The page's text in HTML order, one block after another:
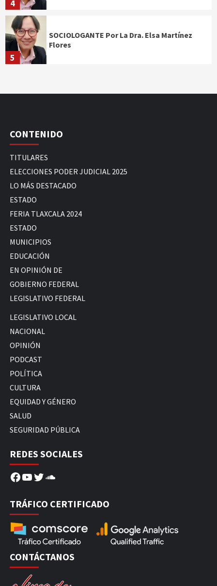
4
5
SOCIOLOGANTE Por La Dra. Elsa Martínez
Flores
CONTENIDO
TITULARES
ELECCIONES PODER JUDICIAL 2025
LO MÁS DESTACADO
ESTADO
FERIA TLAXCALA 2024
ESTADO
MUNICIPIOS
EDUCACIÓN
EN OPINIÓN DE
GOBIERNO FEDERAL
LEGISLATIVO FEDERAL
LEGISLATIVO LOCAL
NACIONAL
OPINIÓN
PODCAST
POLÍTICA
CULTURA
EQUIDAD Y GÉNERO
SALUD
SEGURIDAD PÚBLICA
REDES SOCIALES
Facebook
YouTube
Twitter
SoundCloud
TRÁFICO CERTIFICADO
CONTÁCTANOS